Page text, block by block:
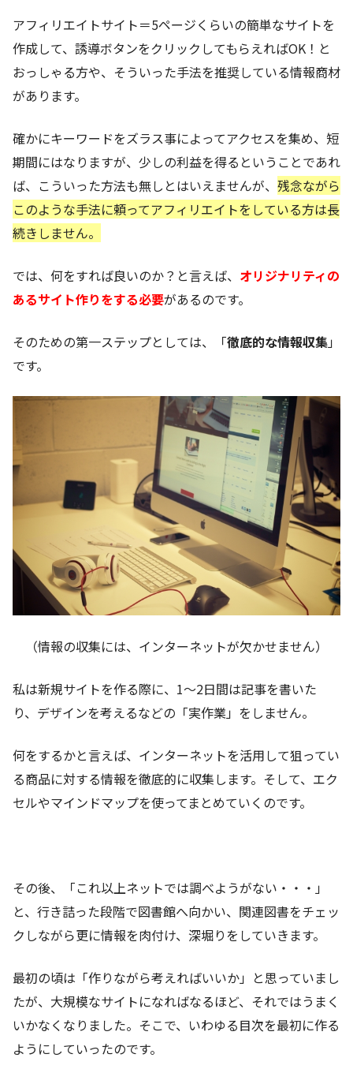
アフィリエイトサイト＝5ページくらいの簡単なサイトを
作成して、誘導ボタンをクリックしてもらえればOK！と
おっしゃる方や、そういった手法を推奨している情報商材
があります。
確かにキーワードをズラス事によってアクセスを集め、短
期間にはなりますが、少しの利益を得るということであれ
ば、こういった方法も無しとはいえませんが、 残念ながら
このような手法に頼ってアフィリエイトをしている方は長
続きしません。
では、何をすれば良いのか？と言えば、 オリジナリティの
あるサイト作りをする必要があるのです。
そのための第一ステップとしては、「徹底的な情報収集」
です。
（情報の収集には、インターネットが欠かせません）
私は新規サイトを作る際に、1～2日間は記事を書いた
り、デザインを考えるなどの「実作業」をしません。
何をするかと言えば、インターネットを活用して狙ってい
る商品に対する情報を徹底的に収集します。そして、エク
セルやマインドマップを使ってまとめていくのです。
その後、「これ以上ネットでは調べようがない・・・」
と、行き詰った段階で図書館へ向かい、関連図書をチェッ
クしながら更に情報を肉付け、深堀りをしていきます。
最初の頃は「作りながら考えればいいか」と思っていまし
たが、大規模なサイトになればなるほど、それではうまく
いかなくなりました。そこで、いわゆる目次を最初に作る
ようにしていったのです。